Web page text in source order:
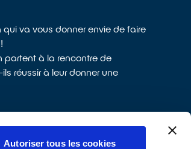
Autoriser tous les cookies
qui va vous donner envie de faire
à la rencontre de
réussir à leur donner une